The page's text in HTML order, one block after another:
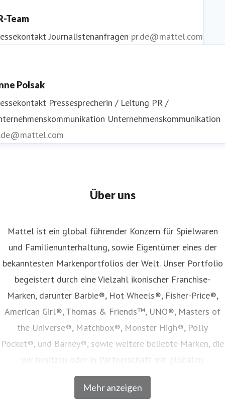
Team
Journalistenanfragen pr.de@mattel.com
Polsak
Pressesprecherin / Leitung PR /
Unternehmenskommunikation
Über uns
Mehr anzeigen
Mattel ist ein global führender Konzern für Spielwaren
und Familienunterhaltung, sowie Eigentümer eines der
bekanntesten Markenportfolios der Welt. Unser Portfolio
begeistert durch eine Vielzahl ikonischer Franchise-
Marken, darunter Barbie®, Hot Wheels®, Fisher-Price®,
American Girl®, Thomas & Friends™, UNO®, Masters of
the Universe®, Matchbox®, Monster High®, Polly
Pocket®, und Barney®, sowie weitere beliebte Marken, die
wir besitzen oder in Partnerschaft mit globalen
Unterhaltungsunternehmen lizenzieren. Unser Angebot
umfasst Spielwaren, Film- und Fernsehinhalte,